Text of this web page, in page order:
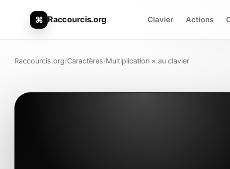
⌘ Raccourcis.org Clavier Actions
Raccourcis.org/Caractères/Multiplication × au clavier